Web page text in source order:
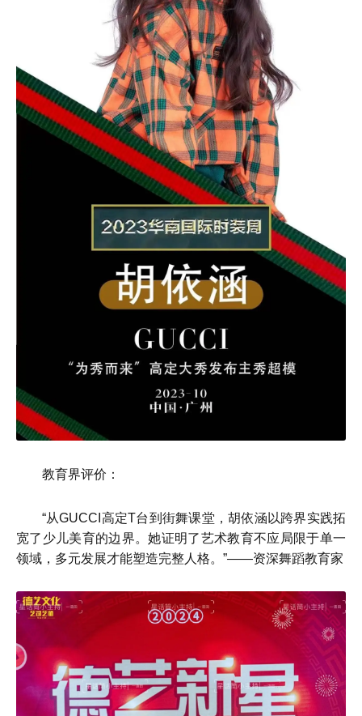
教育界评价：
“从GUCCI高定T台到街舞课堂，胡依涵以跨界实践拓
宽了少儿美育的边界。她证明了艺术教育不应局限于单一
领域，多元发展才能塑造完整人格。”——资深舞蹈教育家